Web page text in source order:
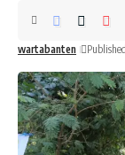
wartabanten